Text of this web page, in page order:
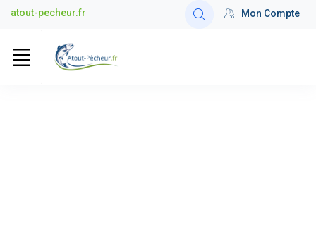
atout-pecheur.fr Mon Compte